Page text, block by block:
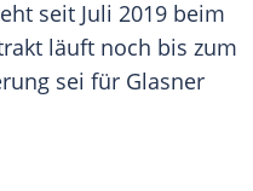
seit Juli 2019 beim
läuft noch bis zum
sei für Glasner